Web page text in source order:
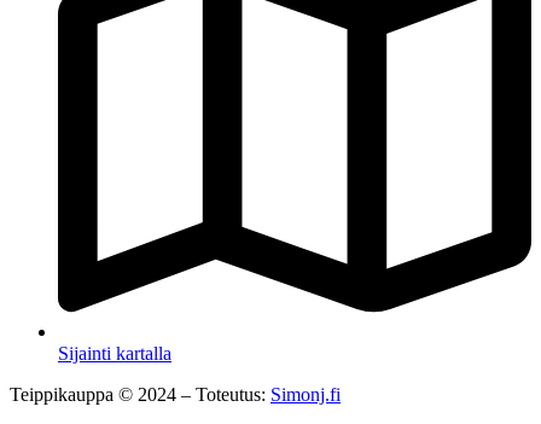
Sijainti kartalla
Teippikauppa © 2024 – Toteutus: Simonj.fi